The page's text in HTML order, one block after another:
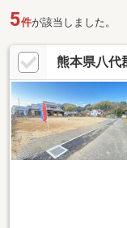
5件が該当しました。
熊本県八代